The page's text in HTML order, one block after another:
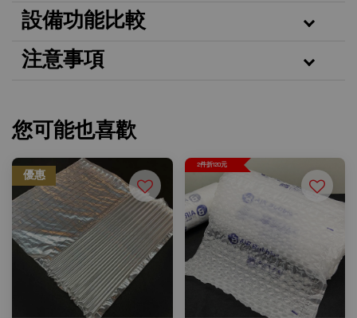
設備功能比較
注意事項
您可能也喜歡
優惠
2件折120元